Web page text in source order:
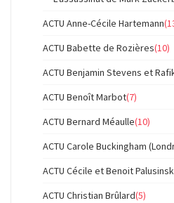
ACTU Anne-Cécile Hartemann
ACTU Babette de Rozières(10)
ACTU Benjamin Stevens et
ACTU Benoît Marbot(7)
ACTU Bernard Méaulle(10)
ACTU Carole Buckingham
ACTU Cécile et Benoit
ACTU Christian Brûlard(5)